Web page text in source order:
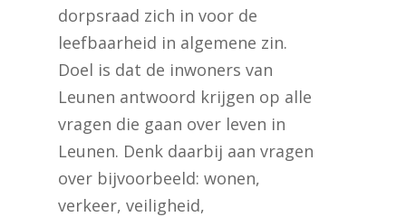
dorpsraad zich in voor de
leefbaarheid in algemene zin.
Doel is dat de inwoners van
Leunen antwoord krijgen op alle
vragen die gaan over leven in
Leunen. Denk daarbij aan vragen
over bijvoorbeeld: wonen,
verkeer, veiligheid,